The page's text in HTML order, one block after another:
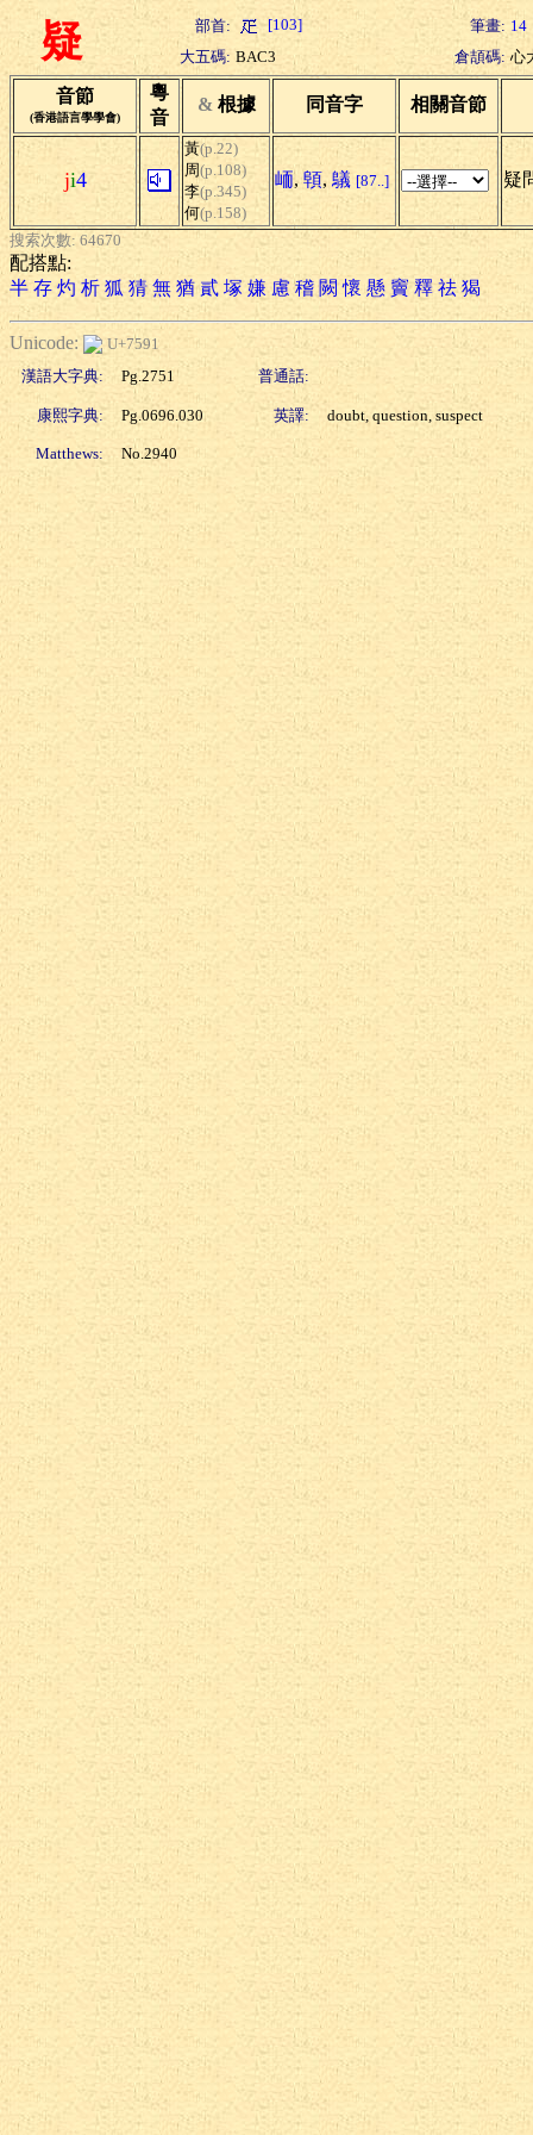
疑 部首: [103] 筆畫: 14
大五碼: BAC3 倉頡碼: 心
音節
(香港語言學學會)
粵
音
& 根據 同音字 相關音節
ji4
黃(p.22)
周(p.108)
李(p.345)
何(p.158)
峏, 顊, 鸃 [87..] 疑
搜索次數: 64670
配搭點:
半 存 灼 析 狐 猜 無 猶 貳 塚 嫌 慮 稽 闕 懷 懸 竇 釋 祛 猲
Unicode:
U+7591
漢語大字典:
Pg.2751 普通話:
康熙字典: Pg.0696.030 英譯: doubt, question, suspect
Matthews: No.2940